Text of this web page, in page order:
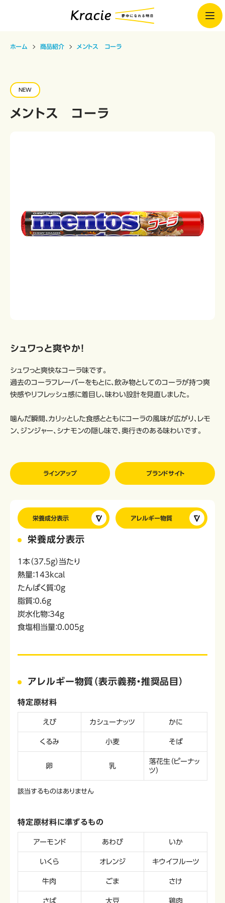
ホーム 商品紹介 メントス コーラ
ラインアップ ブランドサイト
NEW
メントス コーラ
シュワっと爽やか！
シュワっと爽快なコーラ味です。
過去のコーラフレーバーをもとに、飲み物としてのコーラが持つ爽
快感やリフレッシュ感に着目し、味わい設計を見直しました。
噛んだ瞬間、カリッとした食感とともにコーラの風味が広がり、レモ
ン、ジンジャー、シナモンの隠し味で、奥行きのある味わいです。
栄養成分表示 アレルギー物質
栄養成分表示
1本（37.5ｇ）当たり
熱量：143kcal
たんぱく質：0g
脂質：0.6g
炭水化物：34g
食塩相当量：0.005g
アレルギー物質（表示義務・推奨品目）
特定原材料
えび カシューナッツ かに
くるみ 小麦 そば
卵 乳
落花生（ピーナッ
ツ）
該当するものはありません
特定原材料に準ずるもの
アーモンド あわび いか
いくら オレンジ キウイフルーツ
牛肉 ごま さけ
さば 大豆 鶏肉